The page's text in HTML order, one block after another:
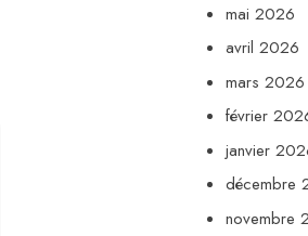
mai 2026
avril 2026
mars 2026
février
janvier
décembre
novembre